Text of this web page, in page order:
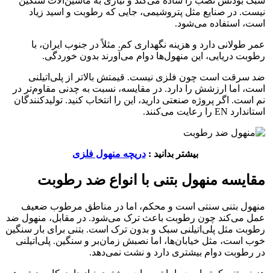
نیست. در صنایع مثل پتروشیمی، جایی که رطوبت و اسید زیاد
است، استفاده می‌شود.
عمر طولانی دارد و هزینه نگهداری کم. مثلاً در جنوب ایران، با
رطوبت دریایی، این منهول‌ها دوام می‌آورند بدون خوردگی.
ضد سرقت است چون فلزی نیست. قیمتش بالاتر از پلی‌اتیلنی
است، اما ارزشش را دارد. در مقایسه، نسبت به چدنی مقاوم‌تر در
نم است. اگر پروژه صنعتی دارید، این را انتخاب کنید. تولیدکنندگان
استاندارد EN را رعایت می‌کنند.
بیشتر بدانید :دریچه منهول فلزی
مقایسه منهول بتنی با انواع ضد رطوبت
منهول بتنی سنتی است و محکم، اما در مناطق مرطوب ضعیف
عمل می‌کند چون رطوبت باعث ترک می‌شود. در مقابل، منهول ضد
رطوبت مثل پلی‌اتیلنی سبک و بدون ترک است. بتنی برای بار سنگین
خوب است، مثل خیابان‌ها، اما نصبش زمان‌بر و سنگین. پلی‌اتیلنی
در رطوبت دوام بیشتری دارد و نشت نمی‌دهد.